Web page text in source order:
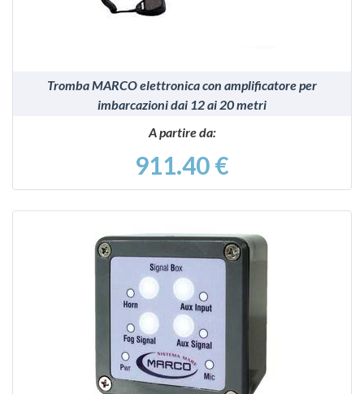
Tromba MARCO elettronica con amplificatore per
imbarcazioni dai 12 ai 20 metri
A partire da:
911.40 €
VEDI